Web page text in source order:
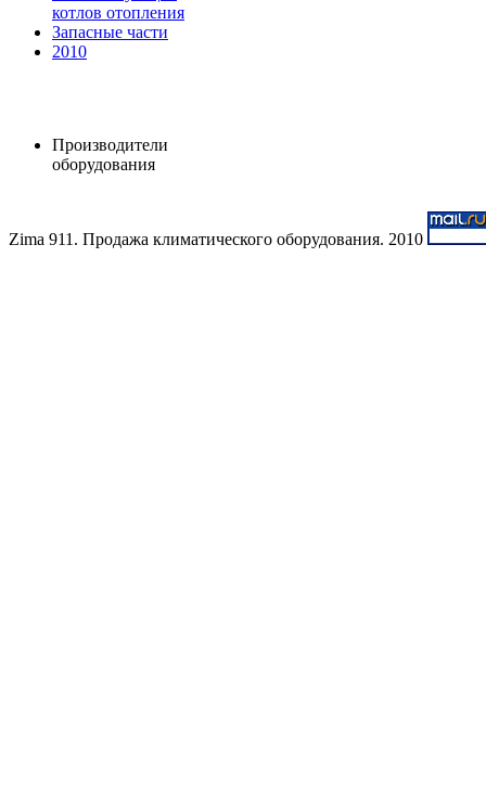
котлов отопления
Запасные части
2010
Производители
оборудования
Zima 911. Продажа климатического оборудования. 2010